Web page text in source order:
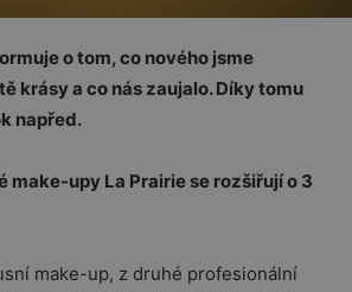
o tom, co nového jsme
krásy a co nás zaujalo. Díky tomu
napřed.
make-upy La Prairie se rozšiřují o 3
make-up, z druhé profesionální